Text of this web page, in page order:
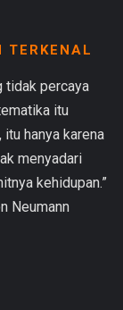
TERKENAL
tidak percaya
itu
itu hanya karena
menyadari
kehidupan.”
Neumann